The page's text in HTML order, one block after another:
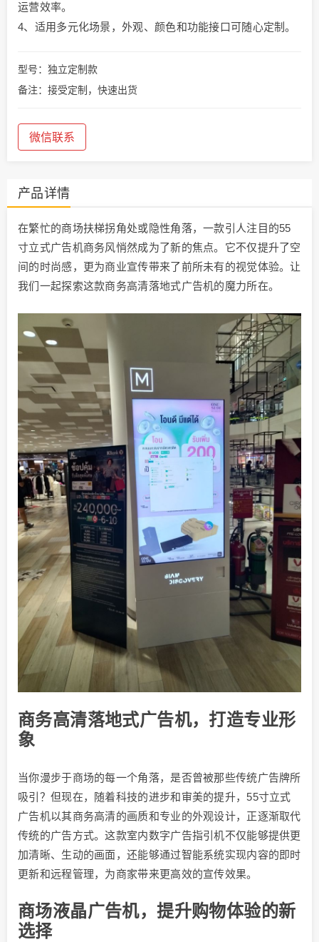
运营效率。
4、适用多元化场景，外观、颜色和功能接口可随心定制。
型号：独立定制款
备注：接受定制，快速出货
微信联系
产品详情
在繁忙的商场扶梯拐角处或隐性角落，一款引人注目的55
寸立式广告机商务风悄然成为了新的焦点。它不仅提升了空
间的时尚感，更为商业宣传带来了前所未有的视觉体验。让
我们一起探索这款商务高清落地式广告机的魔力所在。
商务高清落地式广告机，打造专业形
象
当你漫步于商场的每一个角落，是否曾被那些传统广告牌所
吸引？但现在，随着科技的进步和审美的提升，55寸立式
广告机以其商务高清的画质和专业的外观设计，正逐渐取代
传统的广告方式。这款室内数字广告指引机不仅能够提供更
加清晰、生动的画面，还能够通过智能系统实现内容的即时
更新和远程管理，为商家带来更高效的宣传效果。
商场液晶广告机，提升购物体验的新
选择